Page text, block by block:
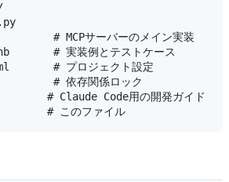
# MCPサーバーのメイン実装
# 実装例とテストケース
# プロジェクト設定
# 依存関係ロック
# Claude Code用の開発ガイド